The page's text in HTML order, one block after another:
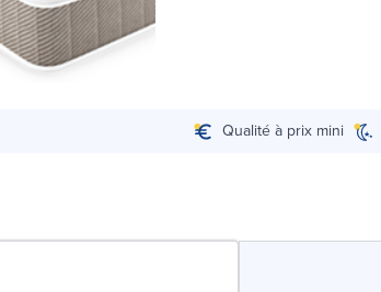
Qualité à prix mini